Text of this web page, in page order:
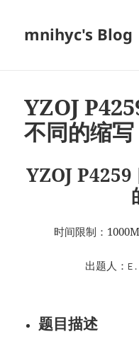
mnihyc's Blog
YZOJ
不同的缩写
YZOJ
时间限制：
出题人：
题目描述